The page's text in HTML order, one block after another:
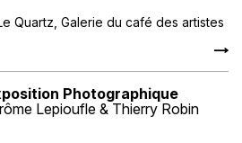
Quartz, Galerie du café des artistes
Photographique
Lepioufle & Thierry Robin